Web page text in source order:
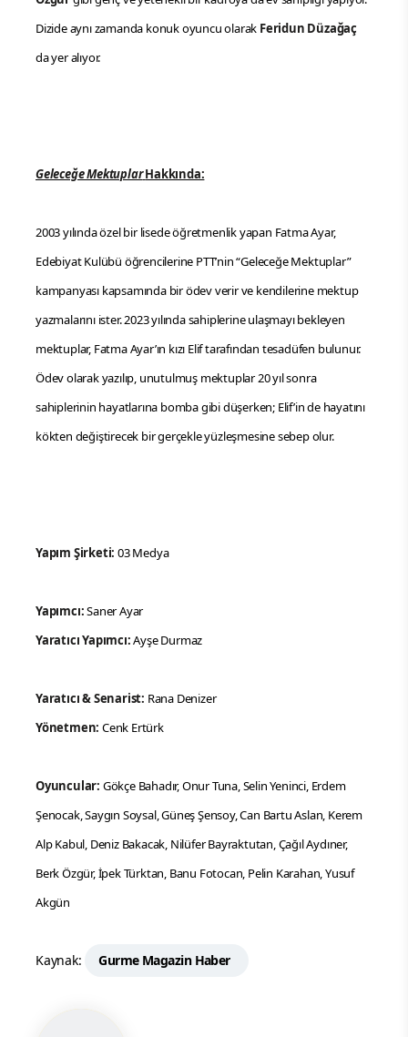
Dizide aynı zamanda konuk oyuncu olarak Feridun Düzağaç
da yer alıyor.
Geleceğe MektuplarHakkında:
2003 yılında özel bir lisede öğretmenlik yapan Fatma Ayar,
Edebiyat Kulübü öğrencilerine PTT’nin “Geleceğe Mektuplar”
kampanyası kapsamında bir ödev verir ve kendilerine mektup
yazmalarını ister. 2023 yılında sahiplerine ulaşmayı bekleyen
mektuplar, Fatma Ayar’ın kızı Elif tarafından tesadüfen bulunur.
Ödev olarak yazılıp, unutulmuş mektuplar 20 yıl sonra
sahiplerinin hayatlarına bomba gibi düşerken; Elif’in de hayatını
kökten değiştirecek bir gerçekle yüzleşmesine sebep olur.
Yapım Şirketi: 03 Medya
Yapımcı:Saner Ayar
Yaratıcı Yapımcı:Ayşe Durmaz
Yaratıcı & Senarist: Rana Denizer
Yönetmen: Cenk Ertürk
Oyuncular: Gökçe Bahadır, Onur Tuna, Selin Yeninci, Erdem
Şenocak, Saygın Soysal, Güneş Şensoy, Can Bartu Aslan, Kerem
Alp Kabul, Deniz Bakacak, Nilüfer Bayraktutan, Çağıl Aydıner,
Berk Özgür, İpek Türktan, Banu Fotocan, Pelin Karahan, Yusuf
Akgün
Kaynak: Gurme Magazin Haber